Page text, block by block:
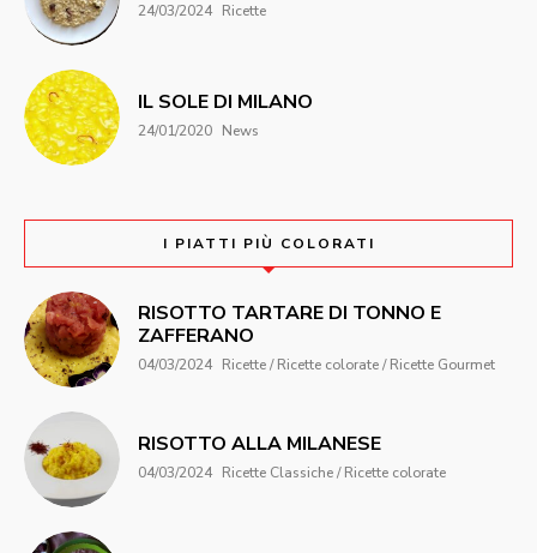
24/03/2024 Ricette
IL SOLE DI MILANO
24/01/2020 News
I PIATTI PIÙ COLORATI
RISOTTO TARTARE DI TONNO E
ZAFFERANO
04/03/2024 Ricette / Ricette colorate / Ricette Gourmet
RISOTTO ALLA MILANESE
04/03/2024 Ricette Classiche / Ricette colorate